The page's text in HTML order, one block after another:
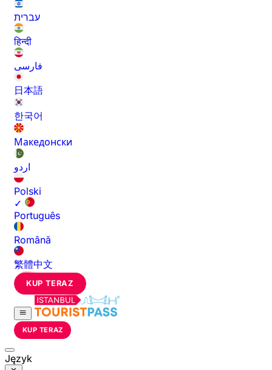
עברית
हिन्दी
فارسی
日本語
한국어
Македонски
اردو
Polski
✓
Português
Română
繁體中文
KUP TERAZ
KUP TERAZ
Język